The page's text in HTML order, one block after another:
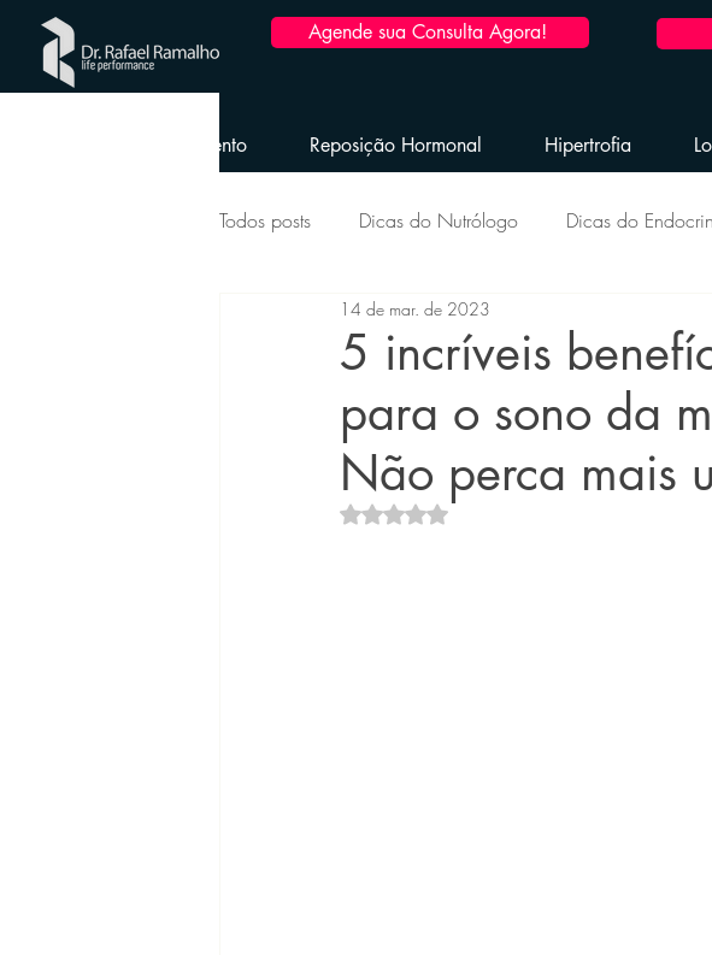
Agende sua Consulta Agora!
Emagrecimento Reposição Hormonal Hipertrofia
Todos posts Dicas do Nutrólogo Dicas do
Hipertrofia Saudável Reposição Hormonal
Emagrecimento Saudável Obesidade e dicas
5 incríveis
para o sono da
Não perca mais
14 de mar. de 2023
Avaliado com NaN de 5 estrelas.